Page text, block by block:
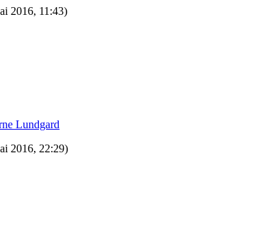
2016, 11:43)
Lundgard
2016, 22:29)